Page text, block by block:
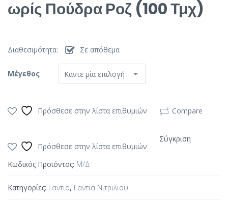
Ωρίς Πούδρα Ροζ (100 Τμχ)
Διαθεσιμότητα: Σε απόθεμα
Μέγεθος
Πρόσθεσε στην λίστα επιθυμιών Compare
Πρόσθεσε στην λίστα επιθυμιών
Σύγκριση
Κωδικός Προϊόντος: Μ/Δ
Κατηγορίες: Γαντια, Γαντια Νιτριλιου